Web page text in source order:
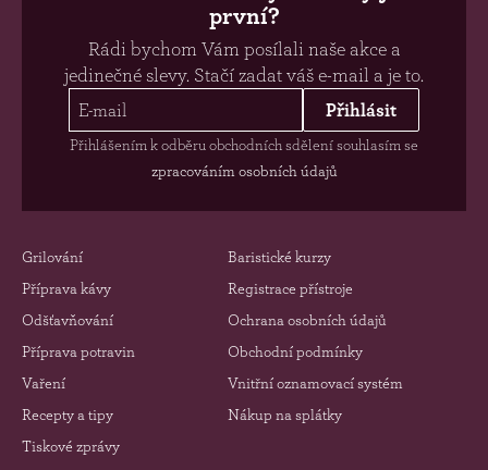
první?
Rádi bychom Vám posílali naše akce a
jedinečné slevy. Stačí zadat váš e-mail a je to.
Přihlásit
Přihlášením k odběru obchodních sdělení souhlasím se
zpracováním osobních údajů
Grilování
Příprava kávy
Odšťavňování
Příprava potravin
Vaření
Recepty a tipy
Tiskové zprávy
Baristické kurzy
Registrace přístroje
Ochrana osobních údajů
Obchodní podmínky
Vnitřní oznamovací systém
Nákup na splátky